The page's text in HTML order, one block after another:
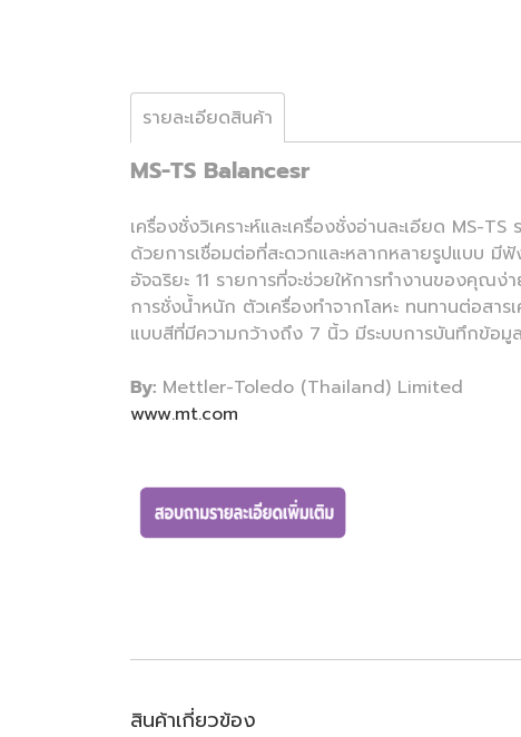
รายละเอียดสินค้า
MS-TS Balancesr
เครื่องชั่งวิเคราะห์และเครื่องชั่งอ่านละเอียด MS-
ด้วยการเชื่อมต่อที่สะดวกและหลากหลายรูปแบบ มี
อัจฉริยะ 11 รายการที่จะช่วยให้การทำงานของคุณ
การชั่งน้ำหนัก ตัวเครื่องทำจากโลหะ ทนทานต่อสา
แบบสีที่มีความกว้างถึง 7 นิ้ว มีระบบการบันทึกข้อมู
By: Mettler-Toledo (Thailand) Limited
www.mt.com
สินค้าเกี่ยวข้อง